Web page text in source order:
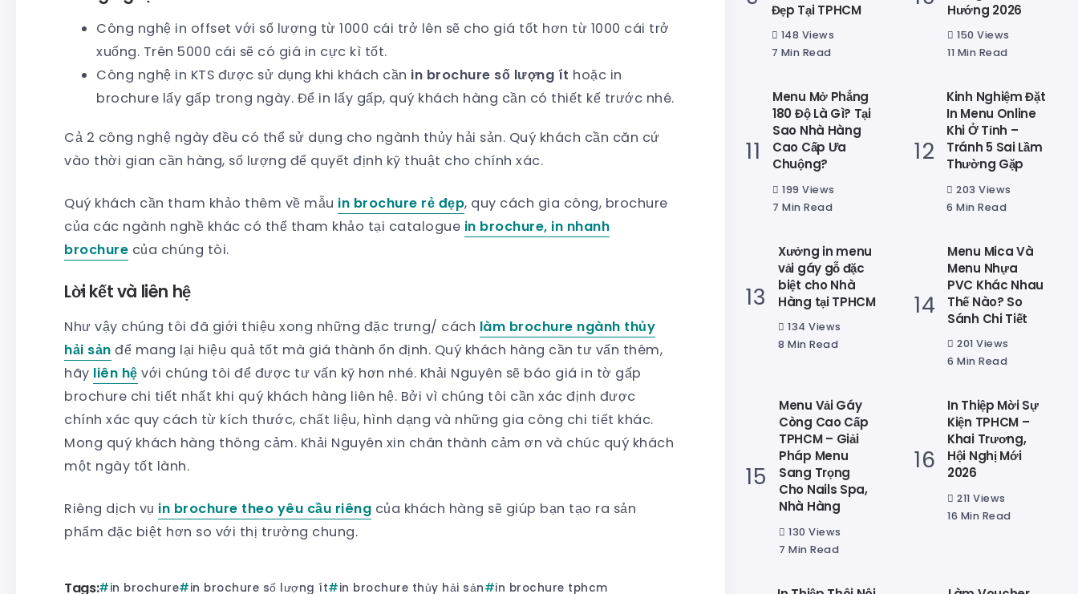
Công nghệ in offset với số lượng từ 1000 cái trở lên sẽ cho giá tốt hơn từ 1000 cái trở
xuống. Trên 5000 cái sẽ có giá in cực kì tốt.
Công nghệ in KTS được sử dụng khi khách cần in brochure số lượng ít hoặc in
brochure lấy gấp trong ngày. Để in lấy gấp, quý khách hàng cần có thiết kế trước nhé.
Cả 2 công nghệ ngày đều có thể sử dụng cho ngành thủy hải sản. Quý khách cần căn cứ
vào thời gian cần hàng, số lượng để quyết định kỹ thuật cho chính xác.
Quý khách cần tham khảo thêm về mẫu in brochure rẻ đẹp, quy cách gia công, brochure
của các ngành nghề khác có thể tham khảo tại catalogue in brochure, in nhanh
brochure của chúng tôi.
Lời kết và liên hệ
Như vậy chúng tôi đã giới thiệu xong những đặc trưng/ cách làm brochure ngành thủy
hải sản để mang lại hiệu quả tốt mà giá thành ổn định. Quý khách hàng cần tư vấn thêm,
hãy liên hệ với chúng tôi để được tư vấn kỹ hơn nhé. Khải Nguyên sẽ báo giá in tờ gấp
brochure chi tiết nhất khi quý khách hàng liên hệ. Bởi vì chúng tôi cần xác định được
chính xác quy cách từ kích thước, chất liệu, hình dạng và những gia công chi tiết khác.
Mong quý khách hàng thông cảm. Khải Nguyên xin chân thành cảm ơn và chúc quý khách
một ngày tốt lành.
Riêng dịch vụ in brochure theo yêu cầu riêng của khách hàng sẽ giúp bạn tạo ra sản
phẩm đặc biệt hơn so với thị trường chung.
Tags: in brochure in brochure số lượng ít in brochure thủy hải sản in brochure tphcm
Đẹp Tại TPHCM
148 Views
7 Min Read
Hướng 2026
150 Views
11 Min Read
Menu Mở Phẳng
180 Độ Là Gì? Tại
Sao Nhà Hàng
Cao Cấp Ưa
Chuộng?
199 Views
7 Min Read
Kinh Nghiệm Đặt
In Menu Online
Khi Ở Tỉnh –
Tránh 5 Sai Lầm
Thường Gặp
203 Views
6 Min Read
Xưởng in menu
vải gáy gỗ đặc
biệt cho Nhà
Hàng tại TPHCM
134 Views
8 Min Read
Menu Mica Và
Menu Nhựa
PVC Khác Nhau
Thế Nào? So
Sánh Chi Tiết
201 Views
6 Min Read
Menu Vải Gáy
Còng Cao Cấp
TPHCM – Giải
Pháp Menu
Sang Trọng
Cho Nails Spa,
Nhà Hàng
130 Views
7 Min Read
In Thiệp Mời Sự
Kiện TPHCM –
Khai Trương,
Hội Nghị Mới
2026
211 Views
16 Min Read